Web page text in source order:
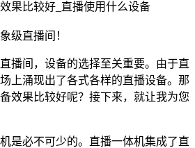
果比较好_直播使用什么设备
级直播间！
播间，设备的选择至关重要。由于直
上涌现出了各式各样的直播设备。那
效果比较好呢？接下来，就让我为您
是必不可少的。直播一体机集成了直